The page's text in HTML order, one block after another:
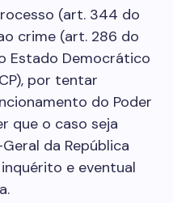
(art. 344 do
crime (art. 286 do
Estado Democrático
por tentar
do Poder
que o caso seja
da República
e eventual